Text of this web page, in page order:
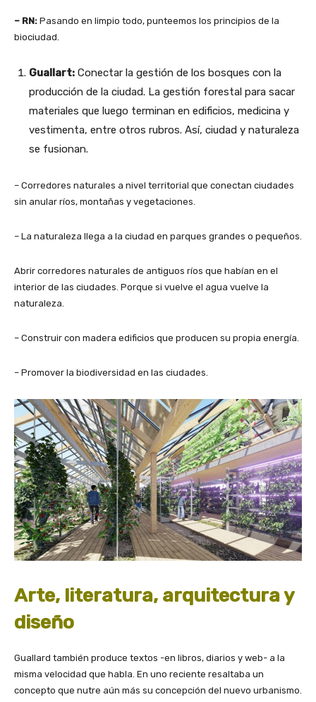
– RN: Pasando en limpio todo, punteemos los principios de la
biociudad.
Guallart: Conectar la gestión de los bosques con la
producción de la ciudad. La gestión forestal para sacar
materiales que luego terminan en edificios, medicina y
vestimenta, entre otros rubros. Así, ciudad y naturaleza
se fusionan.
– Corredores naturales a nivel territorial que conectan ciudades
sin anular ríos, montañas y vegetaciones.
– La naturaleza llega a la ciudad en parques grandes o pequeños.
Abrir corredores naturales de antiguos ríos que habían en el
interior de las ciudades. Porque si vuelve el agua vuelve la
naturaleza.
– Construir con madera edificios que producen su propia energía.
– Promover la biodiversidad en las ciudades.
Arte, literatura, arquitectura y
diseño
Guallard también produce textos -en libros, diarios y web- a la
misma velocidad que habla. En uno reciente resaltaba un
concepto que nutre aún más su concepción del nuevo urbanismo.